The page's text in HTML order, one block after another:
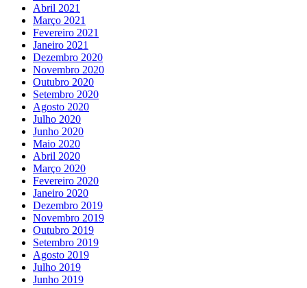
Abril 2021
Março 2021
Fevereiro 2021
Janeiro 2021
Dezembro 2020
Novembro 2020
Outubro 2020
Setembro 2020
Agosto 2020
Julho 2020
Junho 2020
Maio 2020
Abril 2020
Março 2020
Fevereiro 2020
Janeiro 2020
Dezembro 2019
Novembro 2019
Outubro 2019
Setembro 2019
Agosto 2019
Julho 2019
Junho 2019